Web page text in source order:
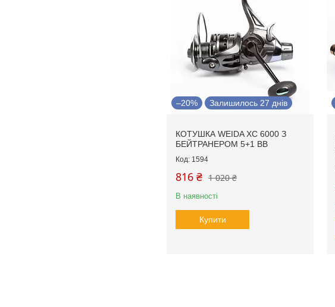
–20% Залишилось 27 днів
КОТУШКА WEIDA XC 6000 З
БЕЙТРАНЕРОМ 5+1 BB
1594
1 020 ₴
816 ₴
В наявності
Купити